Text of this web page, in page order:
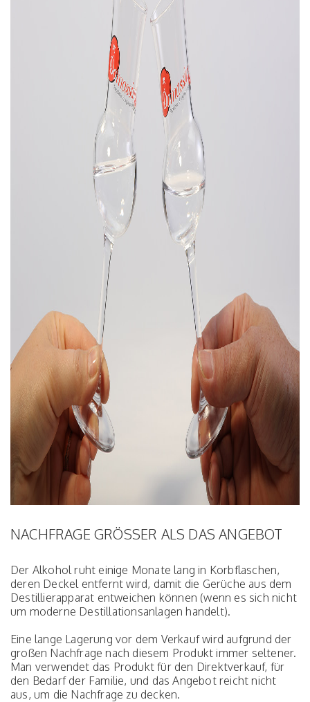
NACHFRAGE GRÖSSER ALS DAS ANGEBOT
Der Alkohol ruht einige Monate lang in Korbflaschen,
deren Deckel entfernt wird, damit die Gerüche aus dem
Destillierapparat entweichen können (wenn es sich nicht
um moderne Destillationsanlagen handelt).
Eine lange Lagerung vor dem Verkauf wird aufgrund der
großen Nachfrage nach diesem Produkt immer seltener.
Man verwendet das Produkt für den Direktverkauf, für
den Bedarf der Familie, und das Angebot reicht nicht
aus, um die Nachfrage zu decken.